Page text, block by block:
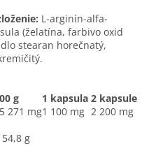
L-arginín-alfa-
(želatína, farbivo oxid
stearan horečnatý,
g
1 kapsula 2 kapsule
271 mg1 100 mg 2 200 mg
g